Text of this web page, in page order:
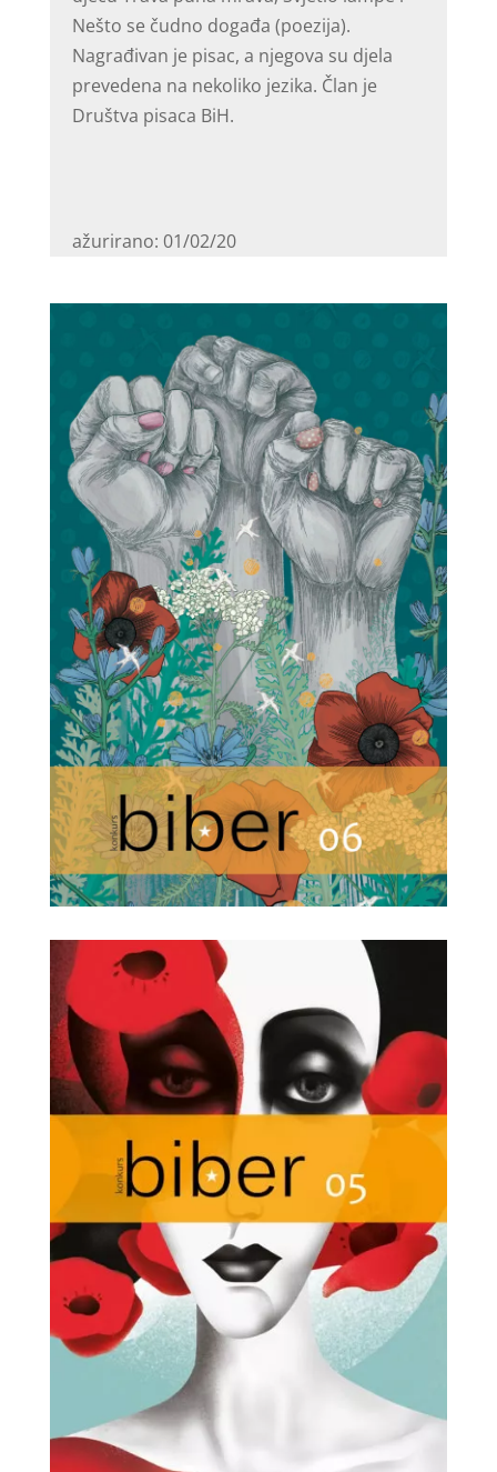
Nešto se čudno događa (poezija).
Nagrađivan je pisac, a njegova su djela
prevedena na nekoliko jezika. Član je
Društva pisaca BiH.
ažurirano: 01/02/20